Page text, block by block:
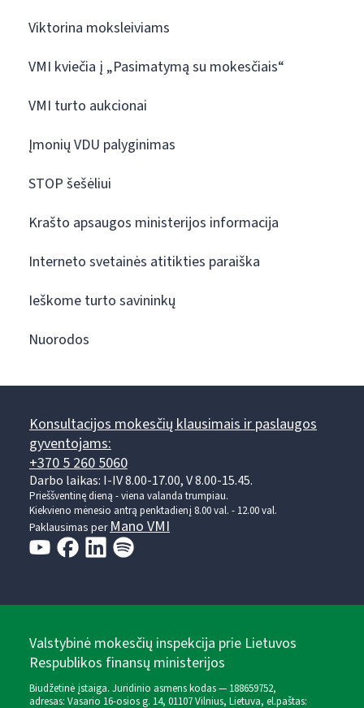
Viktorina moksleiviams
VMI kviečia į „Pasimatymą su mokesčiais“
VMI turto aukcionai
Įmonių VDU palyginimas
STOP šešėliui
Krašto apsaugos ministerijos informacija
Interneto svetainės atitikties paraiška
Ieškome turto savininkų
Nuorodos
Konsultacijos mokesčių klausimais ir paslaugos
gyventojams:
+370 5 260 5060
Darbo laikas: I-IV 8.00-17.00, V 8.00-15.45.
Prieššventinę dieną - viena valanda trumpiau.
Kiekvieno mėnesio antrą penktadienį 8.00 val. - 12.00 val.
Paklausimas perMano VMI
Valstybinė mokesčių inspekcija prie Lietuvos
Respublikos finansų ministerijos
Biudžetinė įstaiga. Juridinio asmens kodas — 188659752,
adresas: Vasario 16-osios g. 14, 01107 Vilnius, Lietuva, el.paštas: